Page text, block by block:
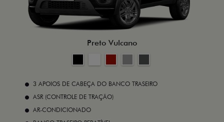
Preto Vulcano
3 APOIOS DE CABEÇA DO BANCO TRASEIRO
ASR (CONTROLE DE TRAÇÃO)
AR-CONDICIONADO